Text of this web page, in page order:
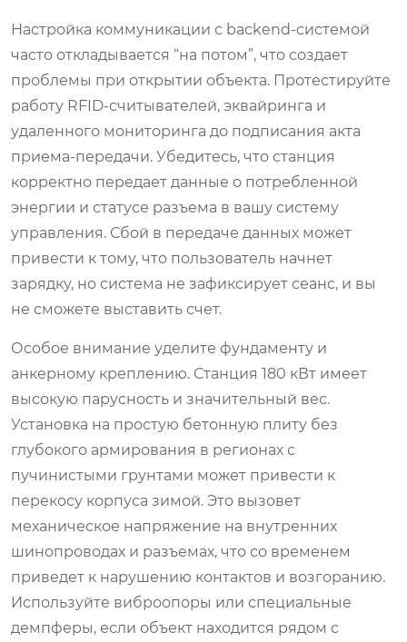
Настройка коммуникации с backend-системой
часто откладывается “на потом”, что создает
проблемы при открытии объекта. Протестируйте
работу RFID-считывателей, эквайринга и
удаленного мониторинга до подписания акта
приема-передачи. Убедитесь, что станция
корректно передает данные о потребленной
энергии и статусе разъема в вашу систему
управления. Сбой в передаче данных может
привести к тому, что пользователь начнет
зарядку, но система не зафиксирует сеанс, и вы
не сможете выставить счет.
Особое внимание уделите фундаменту и
анкерному креплению. Станция 180 кВт имеет
высокую парусность и значительный вес.
Установка на простую бетонную плиту без
глубокого армирования в регионах с
пучинистыми грунтами может привести к
перекосу корпуса зимой. Это вызовет
механическое напряжение на внутренних
шинопроводах и разъемах, что со временем
приведет к нарушению контактов и возгоранию.
Используйте виброопоры или специальные
демпферы, если объект находится рядом с